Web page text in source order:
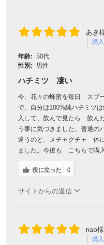
あき
購
年齢: 50代
性別:
男性
ハチミツ 凄い
今、花々の蜂蜜を毎日 スプ
で、自分は100%純ハチミツ
入して、飲んで見たら 飲ん
う事に気づきました。普通の
違うのと、メチャクチャ 体
ました。今後も こちらで購
役に立った 0
サイトからの返信
nao様
購
今すぐ使える
会員登録あり
＼ ご登録の
新規会員様限
300